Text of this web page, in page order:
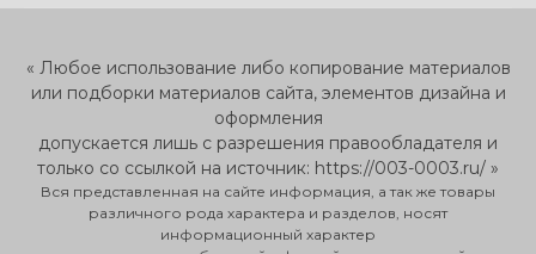
« Любое использование либо копирование материалов
или подборки материалов сайта, элементов дизайна и
оформления
допускается лишь с разрешения правообладателя и
только со ссылкой на источник: https://003-0003.ru/ »
Вся представленная на сайте информация, а так же товары
различного рода характера и разделов, носят
информационный характер